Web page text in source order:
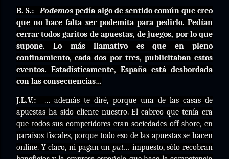
B. S.: Podemospedía algo de sentido común que creo
que no hace falta ser podemita para pedirlo. Pedían
cerrar todos garitos de apuestas, de juegos, por lo que
supone. Lo más llamativo es que en pleno
confinamiento, cada dos por tres, publicitaban estos
eventos. Estadísticamente, España está desbordada
con las consecuencias…
J.L.V.:
… además te diré, porque una de las casas de
apuestas ha sido cliente nuestro. El cabreo que tenía era
que todos sus competidores eran sociedades off shore, en
paraísos fiscales, porque todo eso de las apuestas se hacen
online. Y claro, ni pagan un put… impuesto, sólo recobran